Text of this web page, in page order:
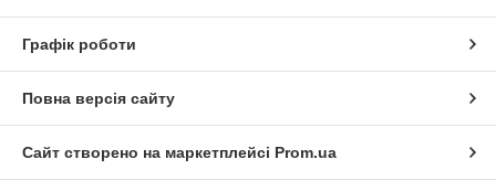
Графік роботи
Повна версія сайту
Сайт створено на маркетплейсі Prom.ua